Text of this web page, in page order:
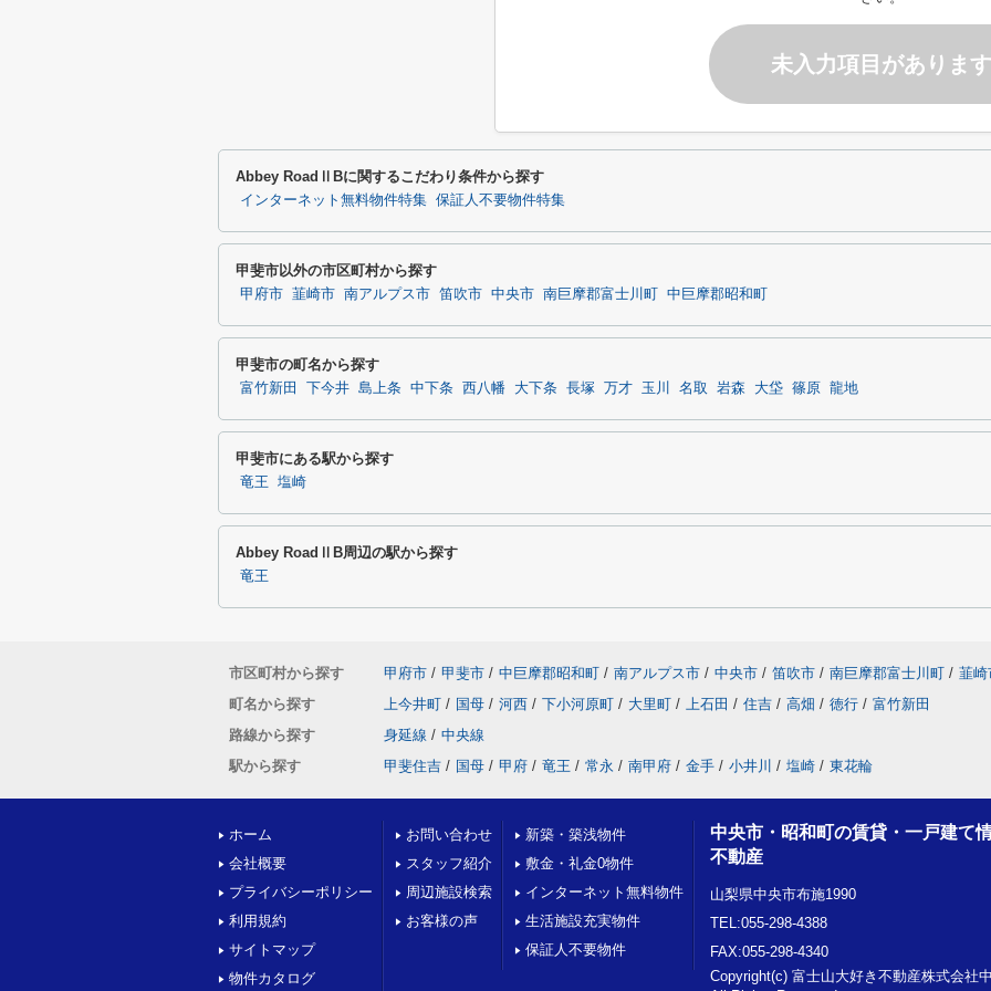
未入力項目があります
Abbey RoadⅡBに関するこだわり条件から探す
インターネット無料物件特集 保証人不要物件特集
甲斐市以外の市区町村から探す
甲府市 韮崎市 南アルプス市 笛吹市 中央市 南巨摩郡富士川町 中巨摩郡昭和町
甲斐市の町名から探す
富竹新田 下今井 島上条 中下条 西八幡 大下条 長塚 万才 玉川 名取 岩森 大垈 篠原 龍地
甲斐市にある駅から探す
竜王 塩崎
Abbey RoadⅡB周辺の駅から探す
竜王
市区町村から探す 甲府市 / 甲斐市 / 中巨摩郡昭和町 / 南アルプス市 / 中央市 / 笛吹市 / 南巨摩郡富士川町 / 韮崎
町名から探す
上今井町 / 国母 / 河西 / 下小河原町 / 大里町 / 上石田 / 住吉 / 高畑 / 徳行 / 富竹新田
路線から探す
身延線 / 中央線
駅から探す
甲斐住吉 / 国母 / 甲府 / 竜王 / 常永 / 南甲府 / 金手 / 小井川 / 塩崎 / 東花輪
ホーム
会社概要
プライバシーポリシー
利用規約
サイトマップ
物件カタログ
お問い合わせ
スタッフ紹介
周辺施設検索
お客様の声
新築・築浅物件
敷金・礼金0物件
インターネット無料物件
生活施設充実物件
保証人不要物件
中央市・昭和町の賃貸・一戸建て
不動産
山梨県中央市布施1990
TEL:055-298-4388
FAX:055-298-4340
Copyright(c) 富士山大好き不動産株式会社